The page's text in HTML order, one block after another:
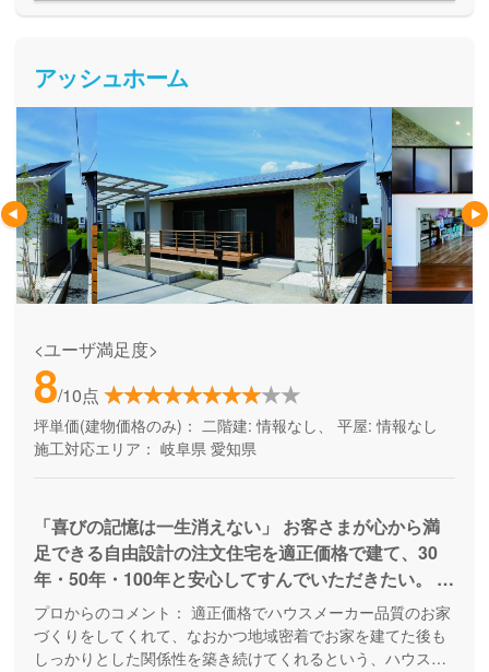
アッシュホーム
<ユーザ満足度>
8/10点
坪単価(建物価格のみ)： 二階建: 情報なし、 平屋: 情報なし
施工対応エリア： 岐阜県 愛知県
「喜びの記憶は一生消えない」 お客さまが心から満
足できる自由設計の注文住宅を適正価格で建て、30
年・50年・100年と安心してすんでいただきたい。 そ
の全ての夢を叶えるのが 私たちアッシュホームで
す。 ※品質とデザイン性を高めたハウスメーカーの良
さと、価格を抑え地域に密着した工務店の良さを融合
プロからのコメント： 適正価格でハウスメーカー品質のお家
づくりをしてくれて、なおかつ地域密着でお家を建てた後も
しっかりとした関係性を築き続けてくれるという、ハウスメ